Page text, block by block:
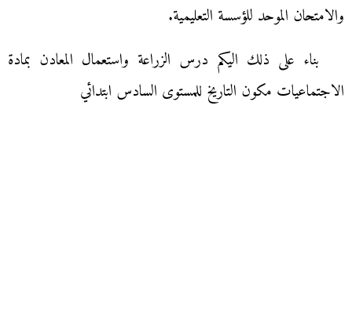
والامتحان الموحد للؤسسة التعليمية.
بناء على ذلك اليكم درس الزراعة واستعمال المعادن بمادة
الاجتماعيات مكون التاريخ للمستوى السادس ابتدائي